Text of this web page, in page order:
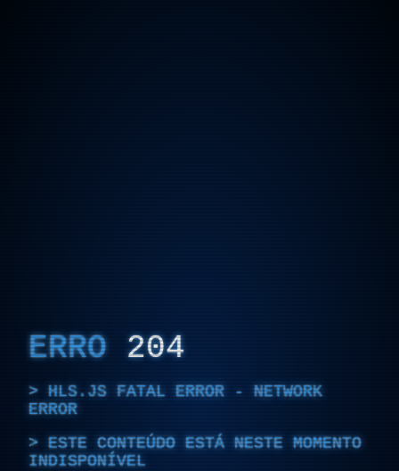
ERRO 204
HLS.JS FATAL ERROR - NETWORK
ERROR
ESTE CONTEÚDO ESTÁ NESTE MOMENTO
INDISPONÍVEL